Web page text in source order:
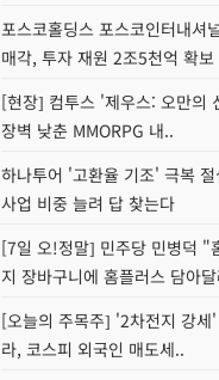
포스코홀딩스 포스코인터내셔
매각, 투자 재원 2조5천억 확보
[현장] 컴투스 '제우스: 오만의
장벽 낮춘 MMORPG 내..
하나투어 '고환율 기조' 극복
사업 비중 늘려 답 찾는다
[7일 오!정말] 민주당 민병덕 "
지 장바구니에 홈플러스 담아
[오늘의 주목주] '2차전지 강
라, 코스피 외국인 매도세..